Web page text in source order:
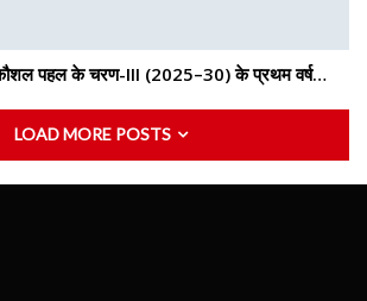
पहल के चरण-III (2025–30) के प्रथम वर्ष…
LOAD MORE POSTS